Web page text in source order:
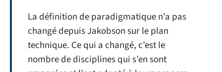
La définition de paradigmatique n’a pas
changé depuis Jakobson sur le plan
technique. Ce qui a changé, c’est le
nombre de disciplines qui s’en sont